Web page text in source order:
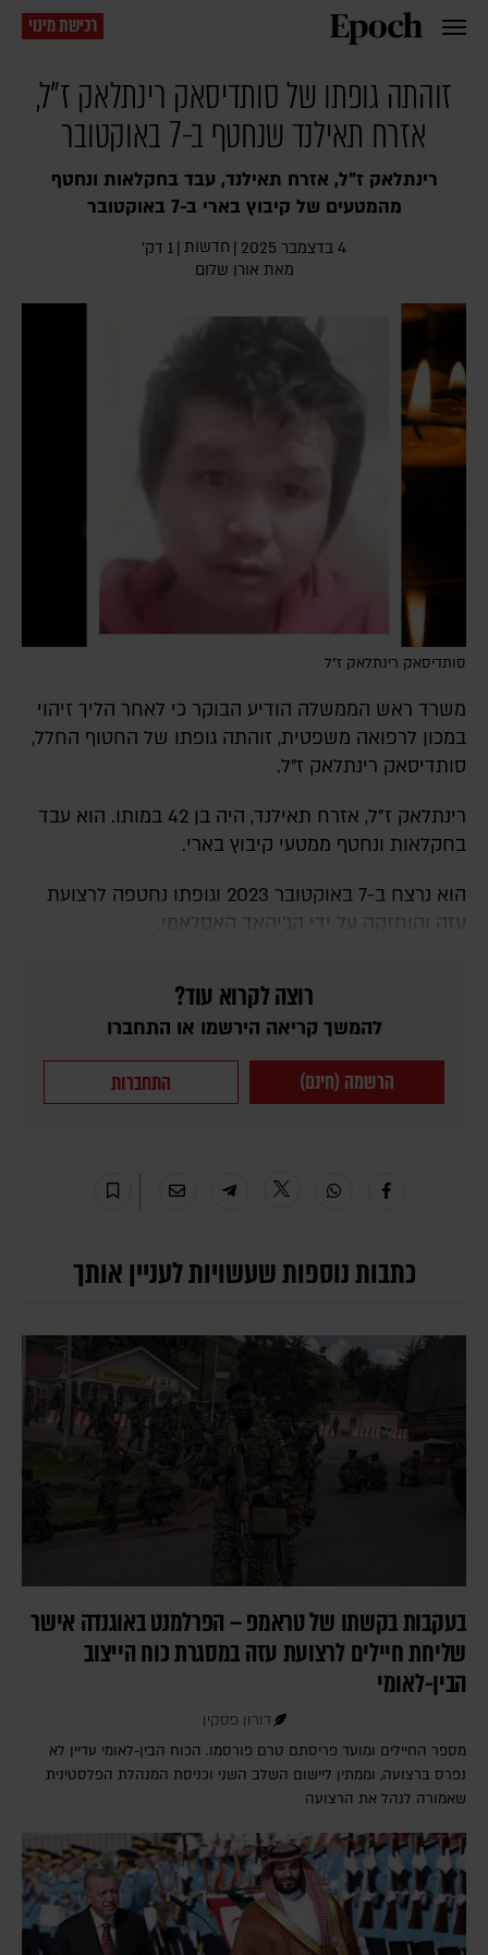
רכישת מינוי
זוהתה גופתו של סותדיסאק רינתלאק ז"ל,
אזרח תאילנד שנחטף ב-7 באוקטובר
רינתלאק ז"ל, אזרח תאילנד, עבד בחקלאות ונחטף
מהמטעים של קיבוץ בארי ב-7 באוקטובר
4 בדצמבר 2025 | חדשות | 1 דק׳
מאת אורן שלום
סותדיסאק רינתלאק ז״ל
משרד ראש הממשלה הודיע הבוקר כי לאחר הליך זיהוי
במכון לרפואה משפטית, זוהתה גופתו של החטוף החלל,
סותדיסאק רינתלאק ז״ל.
רינתלאק ז"ל, אזרח תאילנד, היה בן 42 במותו. הוא עבד
בחקלאות ונחטף ממטעי קיבוץ בארי.
הוא נרצח ב-7 באוקטובר 2023 וגופתו נחטפה לרצועת
עזה והוחזקה על ידי הג'יהאד האסלאמי.
רוצה לקרוא עוד?
להמשך קריאה הירשמו או התחברו
הרשמה (חינם) התחברות
כתבות נוספות שעשויות לעניין אותך
בעקבות בקשתו של טראמפ – הפרלמנט באוגנדה אישר
שליחת חיילים לרצועת עזה במסגרת כוח הייצוב
הבין-לאומי
דורון פסקין
מספר החיילים ומועד פריסתם טרם פורסמו. הכוח הבין-לאומי עדיין לא
נפרס ברצועה, וממתין ליישום השלב השני וכניסת המנהלת הפלסטינית
שאמורה לנהל את הרצועה